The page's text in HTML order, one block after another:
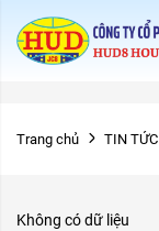
Trang chủ TIN TỨC
Không có dữ liệu